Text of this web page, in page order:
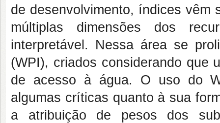
de desenvolvimento, índices vêm
múltiplas dimensões dos
interpretável. Nessa área se
(WPI), criados considerando que
de acesso à água. O uso do
algumas críticas quanto à sua
a atribuição de pesos dos